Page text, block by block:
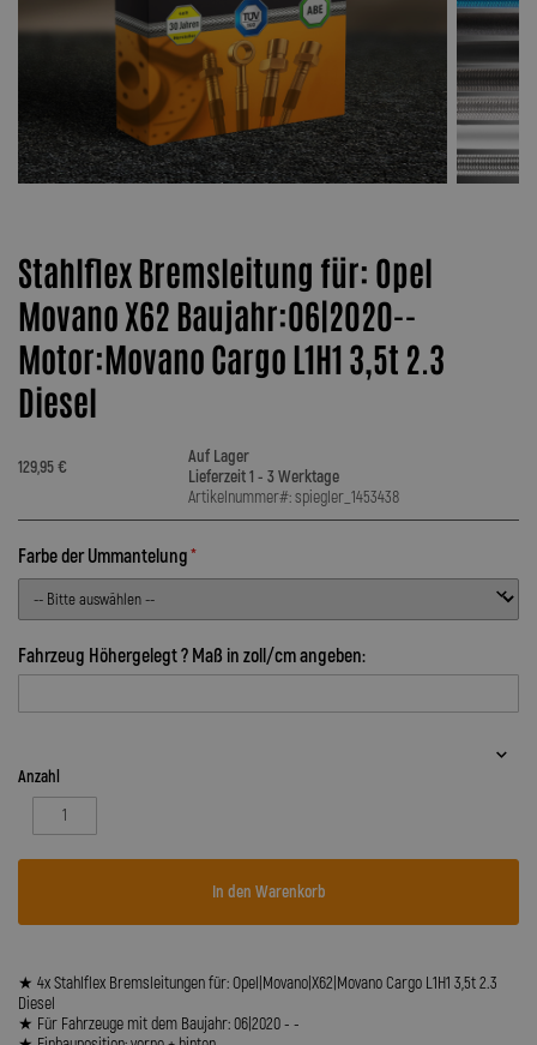
Stahlflex Bremsleitung für: Opel
Movano X62 Baujahr:06|2020--
Motor:Movano Cargo L1H1 3,5t 2.3
Diesel
129,95 €
Auf Lager
Lieferzeit 1 - 3 Werktage
Artikelnummer#: spiegler_1453438
Farbe der Ummantelung
Fahrzeug Höhergelegt ? Maß in zoll/cm angeben:
Anzahl
In den Warenkorb
★ 4x Stahlflex Bremsleitungen für: Opel|Movano|X62|Movano Cargo L1H1 3,5t 2.3
Diesel
★ Für Fahrzeuge mit dem Baujahr: 06|2020 - -